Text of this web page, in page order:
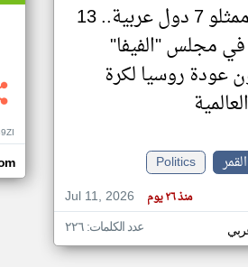
بينهم ممثلو 7 دول عربية.. 13
مجلس "الفيفا"
عودة روسيا لكرة
Politics
Jul 11, 2026
منذ ٢٦ يوم
عدد الكلمات: ٢٢٦